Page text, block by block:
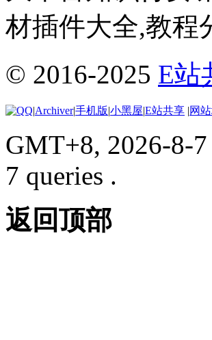
材插件大全,教程
© 2016-2025 E站
|Archiver|手机版|小黑屋|E站共享 |网
GMT+8, 2026-8-
7 queries .
返回顶部